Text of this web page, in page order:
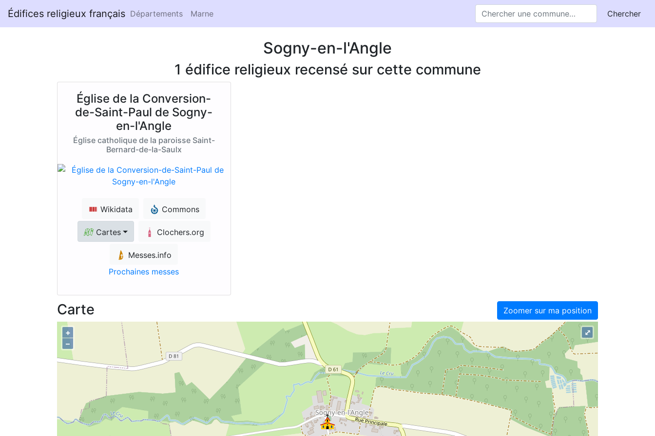
Édifices religieux français Départements Marne Chercher
Sogny-en-l'Angle
1 édifice religieux recensé sur cette commune
Église de la Conversion-
de-Saint-Paul de Sogny-
en-l'Angle
Église catholique de la paroisse Saint-
Bernard-de-la-Saulx
Wikidata Commons
Cartes Clochers.org
Messes.info
Prochaines messes
Zoomer sur ma position
Carte
+
–
⤢